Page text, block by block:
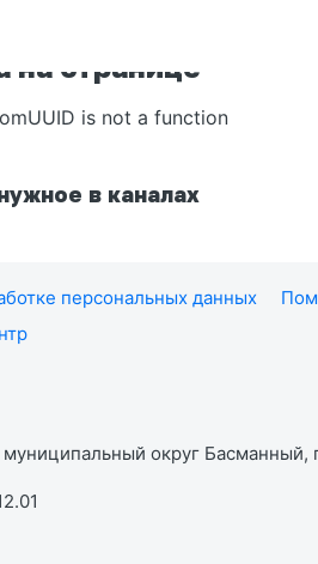
на странице
is not a function
в каналах
персональных данных
округ Басманный,